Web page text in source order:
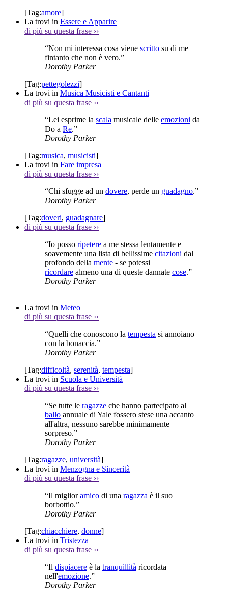
[Tag:amore]
La trovi in Essere e Apparire
di più su questa frase ››
“Non mi interessa cosa viene scritto su di me
fintanto che non è vero.”
Dorothy Parker
[Tag:pettegolezzi]
La trovi in Musica Musicisti e Cantanti
di più su questa frase ››
“Lei esprime la scala musicale delle emozioni da
Do a Re.”
Dorothy Parker
[Tag:musica, musicisti]
La trovi in Fare impresa
di più su questa frase ››
“Chi sfugge ad un dovere, perde un guadagno.”
Dorothy Parker
[Tag:doveri, guadagnare]
di più su questa frase ››
“Io posso ripetere a me stessa lentamente e
soavemente una lista di bellissime citazioni dal
profondo della mente - se potessi
ricordare almeno una di queste dannate cose.”
Dorothy Parker
La trovi in Meteo
di più su questa frase ››
“Quelli che conoscono la tempesta si annoiano
con la bonaccia.”
Dorothy Parker
[Tag:difficoltà, serenità, tempesta]
La trovi in Scuola e Università
di più su questa frase ››
“Se tutte le ragazze che hanno partecipato al
ballo annuale di Yale fossero stese una accanto
all'altra, nessuno sarebbe minimamente
sorpreso.”
Dorothy Parker
[Tag:ragazze, università]
La trovi in Menzogna e Sincerità
di più su questa frase ››
“Il miglioramico di una ragazza è il suo
borbottio.”
Dorothy Parker
[Tag:chiacchiere, donne]
La trovi in Tristezza
di più su questa frase ››
“Il dispiacere è la tranquillità ricordata
nell'emozione.”
Dorothy Parker